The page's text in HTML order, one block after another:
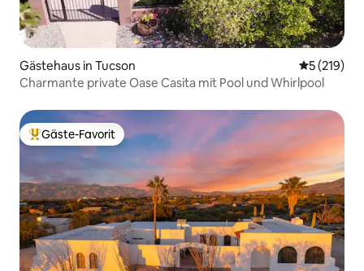
Gästehaus in Tucson
5 (219)
Charmante private Oase Casita mit Pool und Whirlpool
Beliebter Gäste-Favorit.
Gäste-Favorit